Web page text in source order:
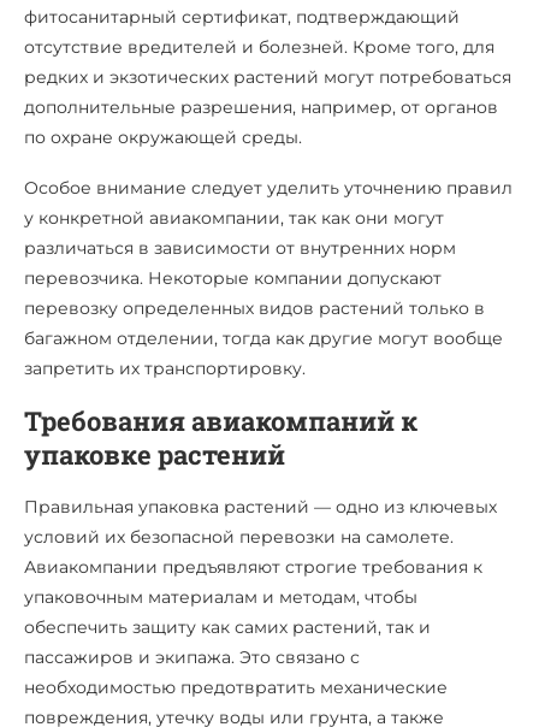
фитосанитарный сертификат, подтверждающий
отсутствие вредителей и болезней. Кроме того, для
редких и экзотических растений могут потребоваться
дополнительные разрешения, например, от органов
по охране окружающей среды.
Особое внимание следует уделить уточнению правил
у конкретной авиакомпании, так как они могут
различаться в зависимости от внутренних норм
перевозчика. Некоторые компании допускают
перевозку определенных видов растений только в
багажном отделении, тогда как другие могут вообще
запретить их транспортировку.
Требования авиакомпаний к
упаковке растений
Правильная упаковка растений — одно из ключевых
условий их безопасной перевозки на самолете.
Авиакомпании предъявляют строгие требования к
упаковочным материалам и методам, чтобы
обеспечить защиту как самих растений, так и
пассажиров и экипажа. Это связано с
необходимостью предотвратить механические
повреждения, утечку воды или грунта, а также